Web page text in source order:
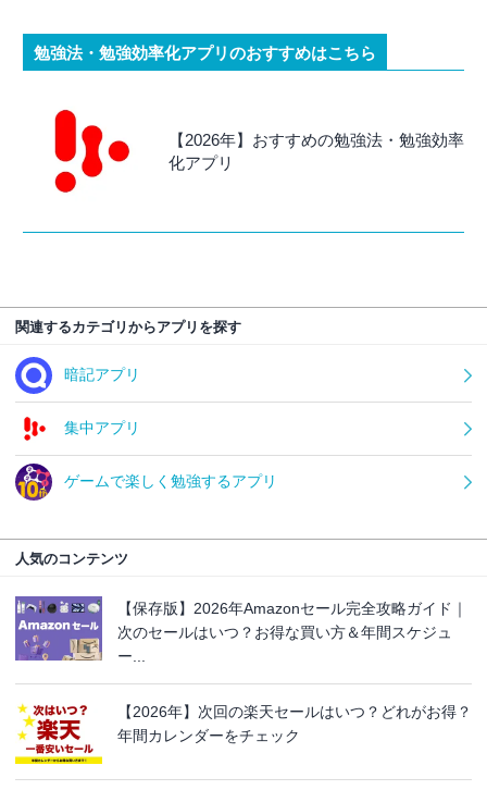
勉強法・勉強効率化アプリのおすすめはこちら
【2026年】おすすめの勉強法・勉強効率
化アプリ
関連するカテゴリからアプリを探す
暗記アプリ
集中アプリ
ゲームで楽しく勉強するアプリ
人気のコンテンツ
【保存版】2026年Amazonセール完全攻略ガイド｜
次のセールはいつ？お得な買い方＆年間スケジュ
ー...
【2026年】次回の楽天セールはいつ？どれがお得？
年間カレンダーをチェック